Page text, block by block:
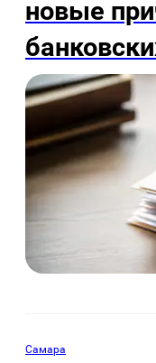
новые
Самара